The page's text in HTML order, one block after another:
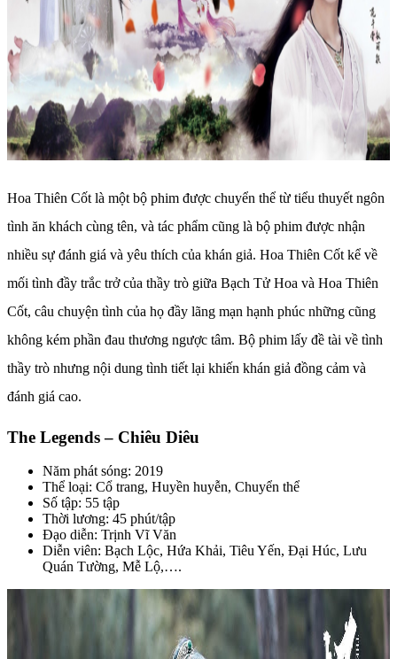
Hoa Thiên Cốt là một bộ phim được chuyển thể từ tiểu thuyết ngôn
tình ăn khách cùng tên, và tác phẩm cũng là bộ phim được nhận
nhiều sự đánh giá và yêu thích của khán giả. Hoa Thiên Cốt kể về
mối tình đầy trắc trở của thầy trò giữa Bạch Tử Hoa và Hoa Thiên
Cốt, câu chuyện tình của họ đầy lãng mạn hạnh phúc những cũng
không kém phần đau thương ngược tâm. Bộ phim lấy đề tài về tình
thầy trò nhưng nội dung tình tiết lại khiến khán giả đồng cảm và
đánh giá cao.
The Legends – Chiêu Diêu
Năm phát sóng: 2019
Thể loại: Cổ trang, Huyền huyễn, Chuyển thể
Số tập: 55 tập
Thời lương: 45 phút/tập
Đạo diễn: Trịnh Vĩ Văn
Diễn viên: Bạch Lộc, Hứa Khải, Tiêu Yến, Đại Húc, Lưu
Quán Tường, Mễ Lộ,….